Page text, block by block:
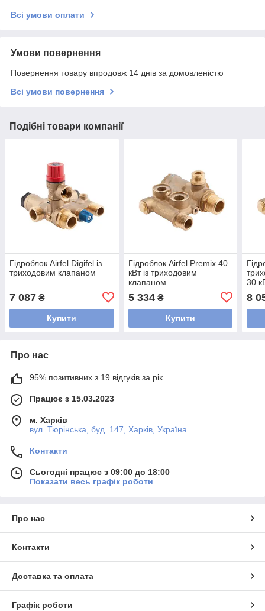
Всі умови оплати
Умови повернення
Повернення товару впродовж 14 днів за домовленістю
Всі умови повернення
Подібні товари компанії
Гідроблок Airfel Digifel із
триходовим клапаном
7 087 ₴
Купити
Гідроблок Airfel Premix 40
кВт із триходовим
клапаном
5 334₴
Купити
30
8
Про нас
95% позитивних з 19 відгуків за рік
Працює з 15.03.2023
м. Харків
вул. Тюрінська, буд. 147, Харків, Україна
Контакти
Сьогодні працює з 09:00 до 18:00
Показати весь графік роботи
Про нас
Контакти
Доставка та оплата
Графік роботи